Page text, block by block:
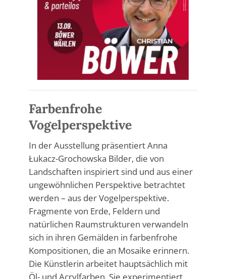
Farbenfrohe
Vogelperspektive
In der Ausstellung präsentiert Anna
Łukacz-Grochowska Bilder, die von
Landschaften inspiriert sind und aus einer
ungewöhnlichen Perspektive betrachtet
werden – aus der Vogelperspektive.
Fragmente von Erde, Feldern und
natürlichen Raumstrukturen verwandeln
sich in ihren Gemälden in farbenfrohe
Kompositionen, die an Mosaike erinnern.
Die Künstlerin arbeitet hauptsächlich mit